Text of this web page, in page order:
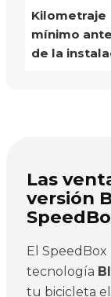
Kilometraje
mínimo
de la
Las
versión
El
tecnología
tu bicicleta